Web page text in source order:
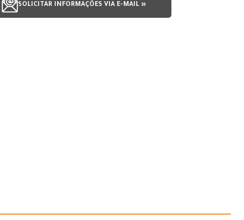
SOLICITAR INFORMAÇÕES VIA E-MAIL »